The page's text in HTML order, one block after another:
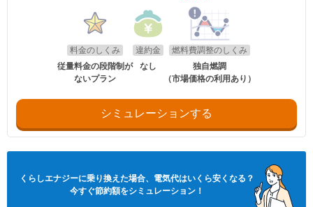
料金のしくみ
従量料金の段階制が
ないプラン
違約金
なし
燃料費調整のしくみ
独自燃調
（市場価格の利用あり）
シミュレーションする
くらしエナジーに乗り換えた場合、電気代はいくら安くなる？
今すぐ節約額をシミュレーション！